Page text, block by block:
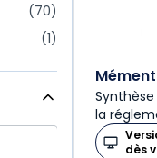
70
1
la
dès